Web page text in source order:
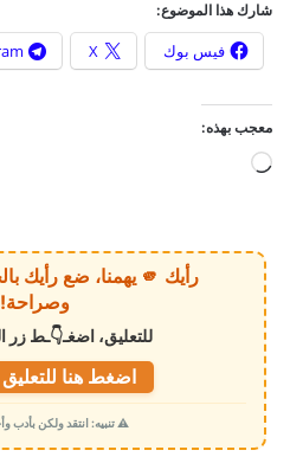
شارك هذا الموضوع:
فيس بوك X
معجب بهذه:
ي
م
ي
رأيك 🫵 يهمنا، ضع
للتعليق، اضغـ👇ـط زر
اضغط هنا
⚠️ تنبيه: انتقد ولكن بأدب